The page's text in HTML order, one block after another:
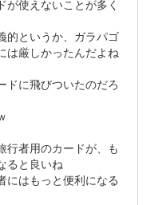
が使えないことが多く
的というか、ガラパゴ
は厳しかったんだよね
ドに飛びついたのだろ
行者用のカードが、も
ると良いね
にはもっと便利になる